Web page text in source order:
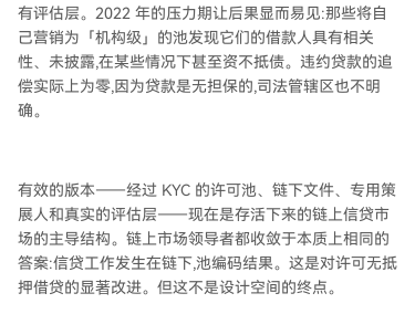
有评估层。2022 年的压力期让后果显而易见:那些将自
己营销为「机构级」的池发现它们的借款人具有相关
性、未披露,在某些情况下甚至资不抵债。违约贷款的追
偿实际上为零,因为贷款是无担保的,司法管辖区也不明
确。
有效的版本——经过 KYC 的许可池、链下文件、专用策
展人和真实的评估层——现在是存活下来的链上信贷市
场的主导结构。链上市场领导者都收敛于本质上相同的
答案:信贷工作发生在链下,池编码结果。这是对许可无抵
押借贷的显著改进。但这不是设计空间的终点。